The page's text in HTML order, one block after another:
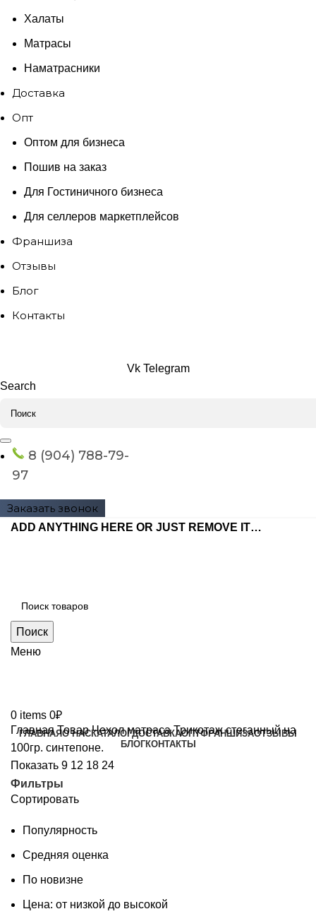
Халаты
Матрасы
Наматрасники
Доставка
Опт
Оптом для бизнеса
Пошив на заказ
Для Гостиничного бизнеса
Для селлеров маркетплейсов
Франшиза
Отзывы
Блог
Контакты
Vk Telegram
Search
8 (904) 788-79-
97
Заказать звонок
ADD ANYTHING HERE OR JUST REMOVE IT…
Поиск
Меню
0 items 0₽
ГЛАВНАЯО НАСКАТАЛОГДОСТАВКАОПТФРАНШИЗАОТЗЫВЫ
БЛОГКОНТАКТЫ
ГлавнаяТовар Чехол матрасаТрикотаж стеганный на
100гр. синтепоне.
Показать 9 12 18 24
Фильтры
Сортировать
Популярность
Средняя оценка
По новизне
Цена: от низкой до высокой